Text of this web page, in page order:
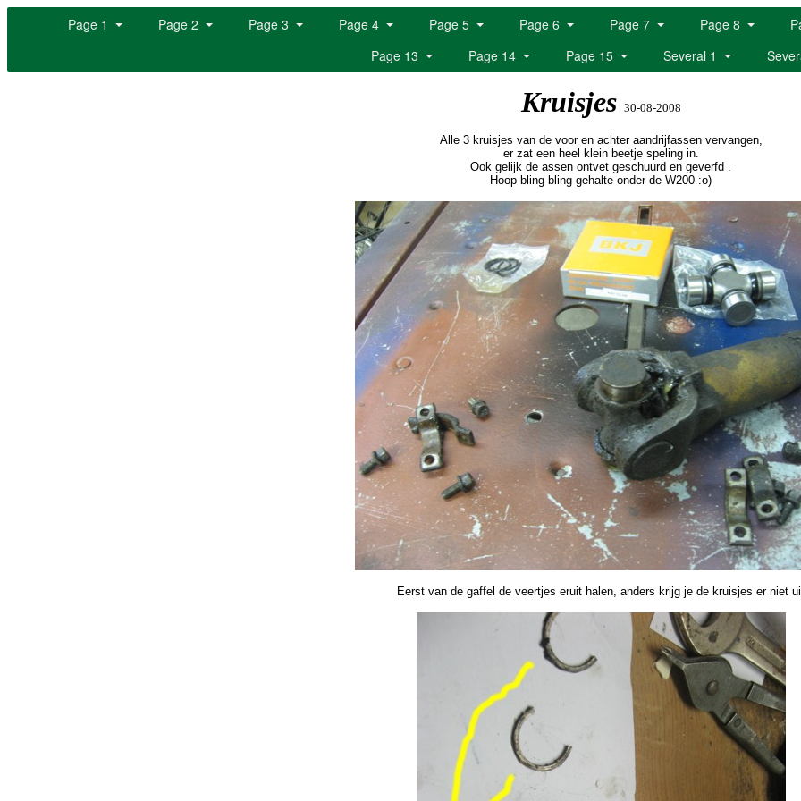
Page 1 Page 2 Page 3 Page 4 Page 5 Page 6 Page 7 Page 8
Page 13
Page 14 Page 15 Several 1
Kruisjes 30-08-2008
Alle 3 kruisjes van de voor en achter aandrijfassen vervangen,
er zat een heel klein beetje speling in.
Ook gelijk de assen ontvet geschuurd en geverfd .
Hoop bling bling gehalte onder de W200 :o)
Eerst van de gaffel de veertjes eruit halen, anders krijg je de kruisjes er niet